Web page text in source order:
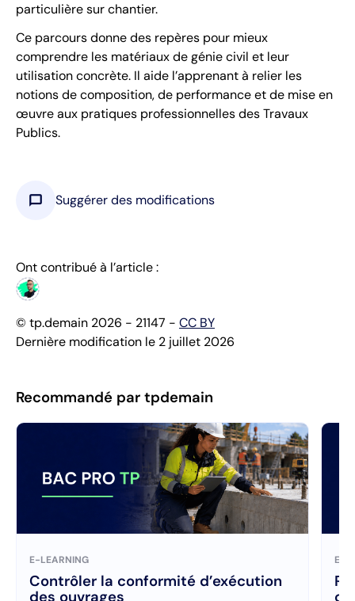
particulière sur chantier.
Ce parcours donne des repères pour mieux
comprendre les matériaux de génie civil et leur
utilisation concrète. Il aide l’apprenant à relier les
notions de composition, de performance et de mise en
œuvre aux pratiques professionnelles des Travaux
Publics.
chat_bubble Suggérer des modifications
Ont contribué à l’article :
© tp.demain 2026 - 21147 - CC BY
Dernière modification le 2 juillet 2026
Recommandé par tpdemain
E-LEARNING
Contrôler la conformité d’exécution
E-